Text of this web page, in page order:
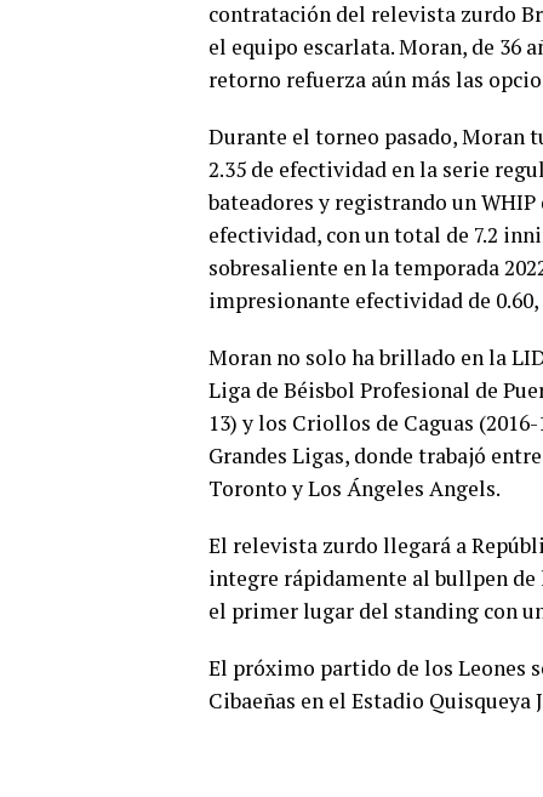
contratación del relevista zurdo
el equipo escarlata. Moran, de 36
retorno refuerza aún más las
Durante el torneo pasado, Moran
2.35 de efectividad en la serie
bateadores y registrando un
efectividad, con un total de 7.2
sobresaliente en la temporada
impresionante efectividad de 0.60,
Moran no solo ha brillado en la
Liga de Béisbol Profesional de
13) y los Criollos de Caguas
Grandes Ligas, donde trabajó
Toronto y Los Ángeles Angels.
El relevista zurdo llegará a
integre rápidamente al bullpen de
el primer lugar del standing con
El próximo partido de los Leones
Cibaeñas en el Estadio Quisqueya